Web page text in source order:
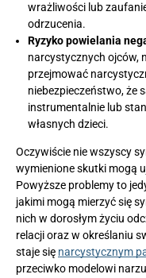
wrażliwości lub
odrzucenia.
Ryzyko powielania
narcystycznych ojców,
przejmować
niebezpieczeństwo, że
instrumentalnie lub
własnych dzieci.
Oczywiście nie wszyscy
wymienione skutki mogą
Powyższe problemy to
jakimi mogą mierzyć się
nich w dorosłym życiu
relacji oraz w określaniu
staje się narcystycznym
przeciwko modelowi